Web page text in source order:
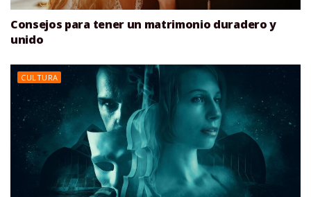
Consejos para tener un matrimonio duradero y
unido
CULTURA